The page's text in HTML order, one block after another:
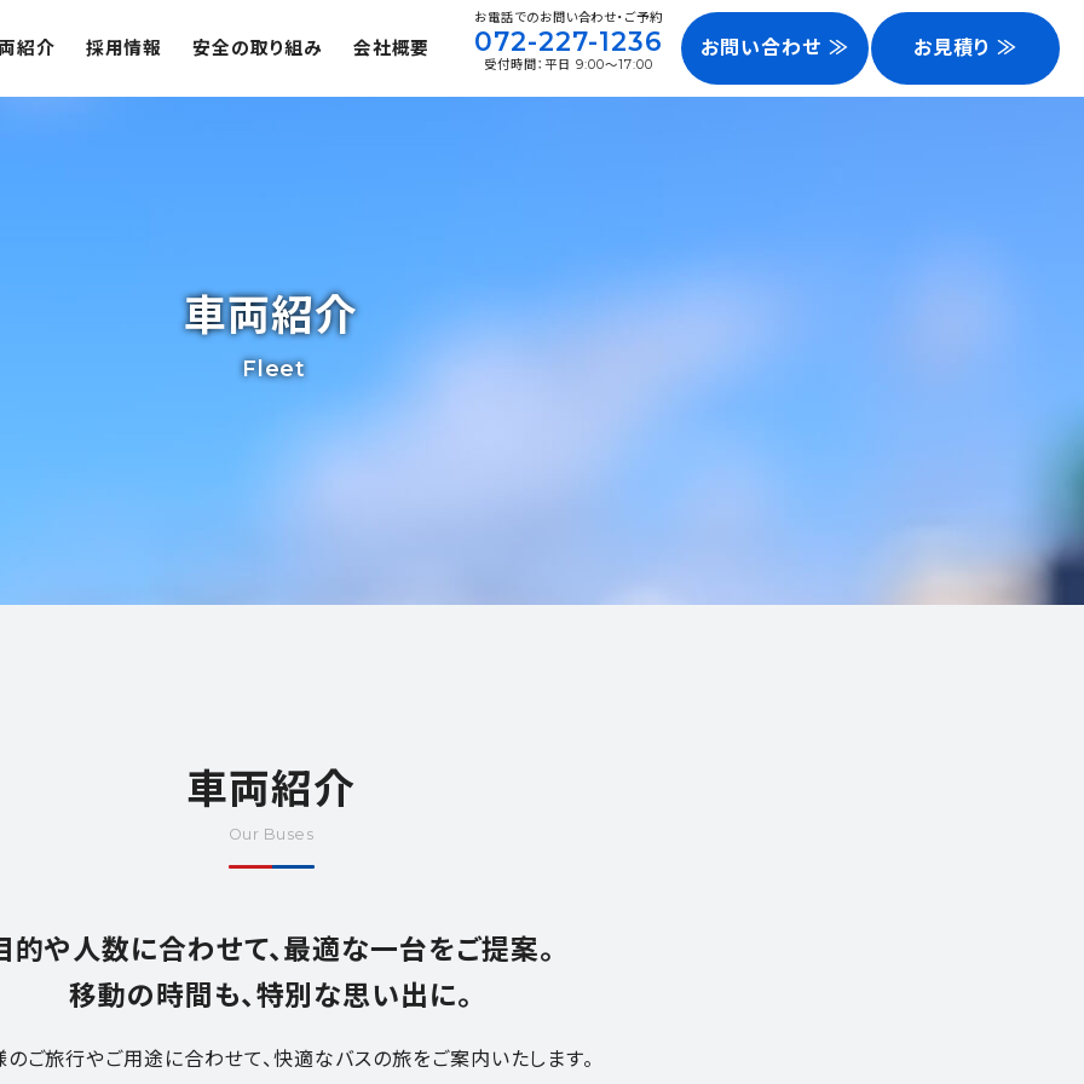
紹介 採用情報 安全の取り組み 会社概要
お電話でのお問い合わせ・ご予約
072-227-1236
受付時間：平日 9:00～17:00
お問い合わせ ≫ お見積り ≫
車両紹介
Fleet
車両紹介
Our Buses
的や人数に合わせて、最適な一台をご提案。
移動の時間も、特別な思い出に。
ご旅行やご用途に合わせて、快適なバスの旅をご案内いたします。